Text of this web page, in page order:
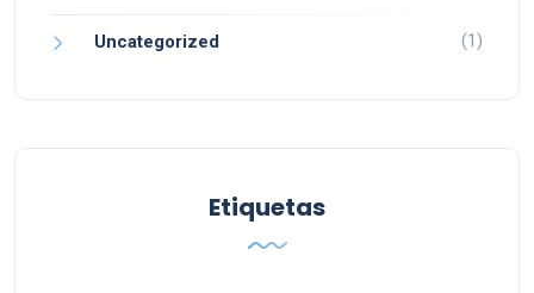
Uncategorized (1)
Etiquetas